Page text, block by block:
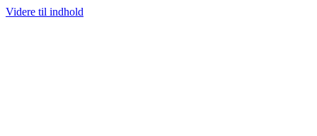
Videre til indhold